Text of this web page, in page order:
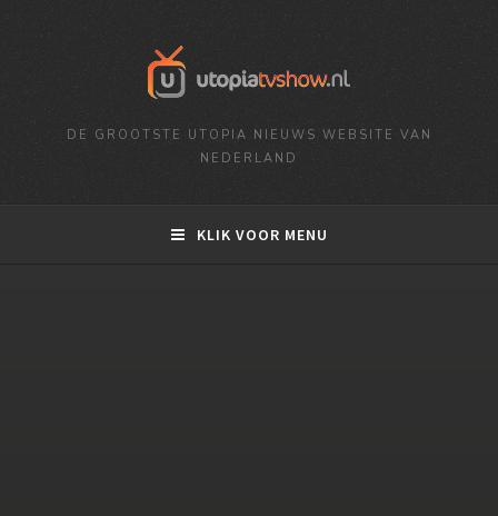
DE GROOTSTE UTOPIA NIEUWS WEBSITE VAN
NEDERLAND
KLIK VOOR MENU